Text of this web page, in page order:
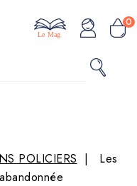
0
Le Mag
POLICIERS
Les